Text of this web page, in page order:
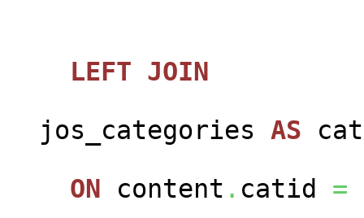
LEFT JOIN
jos_categories AS
ON content . catid =